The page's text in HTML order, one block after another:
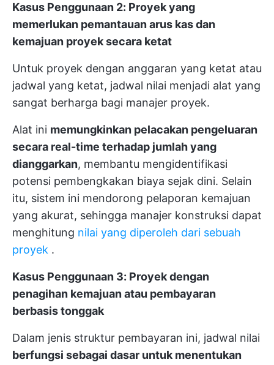
Kasus Penggunaan 2: Proyek yang
memerlukan pemantauan arus kas dan
kemajuan proyek secara ketat
Untuk proyek dengan anggaran yang ketat atau
jadwal yang ketat, jadwal nilai menjadi alat yang
sangat berharga bagi manajer proyek.
Alat ini memungkinkan pelacakan pengeluaran
secara real-time terhadap jumlah yang
dianggarkan, membantu mengidentifikasi
potensi pembengkakan biaya sejak dini. Selain
itu, sistem ini mendorong pelaporan kemajuan
yang akurat, sehingga manajer konstruksi dapat
menghitung nilai yang diperoleh dari sebuah
proyek .
Kasus Penggunaan 3: Proyek dengan
penagihan kemajuan atau pembayaran
berbasis tonggak
Dalam jenis struktur pembayaran ini, jadwal nilai
berfungsi sebagai dasar untuk menentukan